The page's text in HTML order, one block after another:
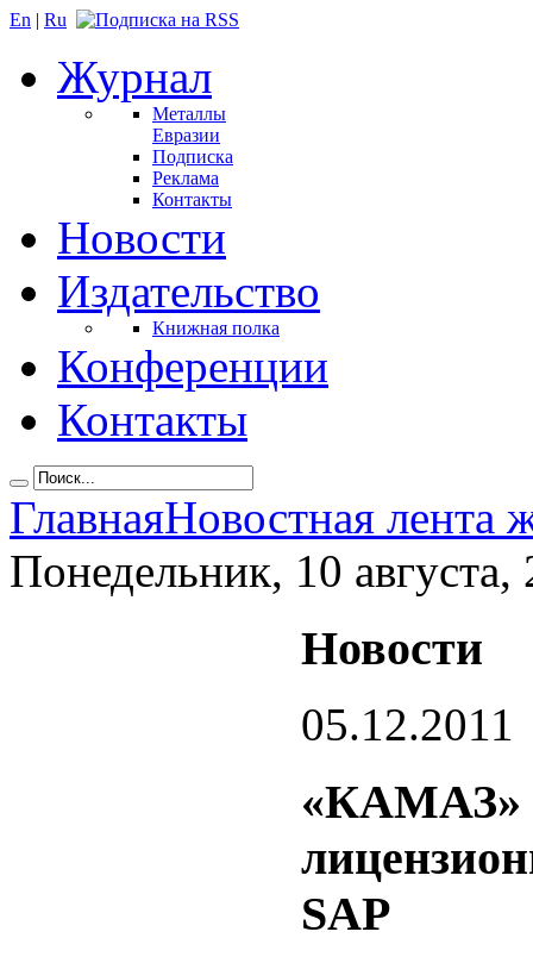
En | Ru
Журнал
Металлы
Евразии
Подписка
Реклама
Контакты
Новости
Издательство
Книжная полка
Конференции
Контакты
ГлавнаяНовостная лента
Понедельник, 10 августа,
Новости
05.12.2011
«КАМАЗ»
SAP